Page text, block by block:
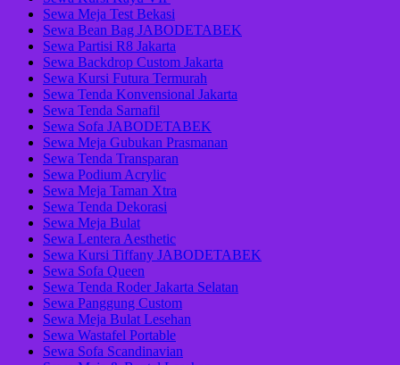
Sewa Meja Test Bekasi
Sewa Bean Bag JABODETABEK
Sewa Partisi R8 Jakarta
Sewa Backdrop Custom Jakarta
Sewa Kursi Futura Termurah
Sewa Tenda Konvensional Jakarta
Sewa Tenda Sarnafil
Sewa Sofa JABODETABEK
Sewa Meja Gubukan Prasmanan
Sewa Tenda Transparan
Sewa Podium Acrylic
Sewa Meja Taman Xtra
Sewa Tenda Dekorasi
Sewa Meja Bulat
Sewa Lentera Aesthetic
Sewa Kursi Tiffany JABODETABEK
Sewa Sofa Queen
Sewa Tenda Roder Jakarta Selatan
Sewa Panggung Custom
Sewa Meja Bulat Lesehan
Sewa Wastafel Portable
Sewa Sofa Scandinavian